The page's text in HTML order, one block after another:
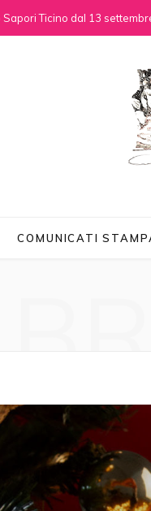
Sapori Ticino dal 13
COMUNICATI